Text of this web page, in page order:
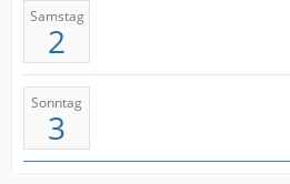
Samstag
2
Sonntag
3